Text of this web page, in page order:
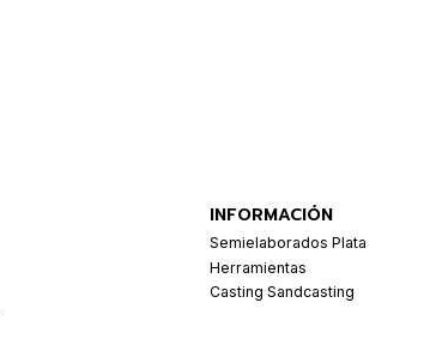
INFORMACIÓN
Semielaborados Plata
Herramientas
Casting Sandcasting